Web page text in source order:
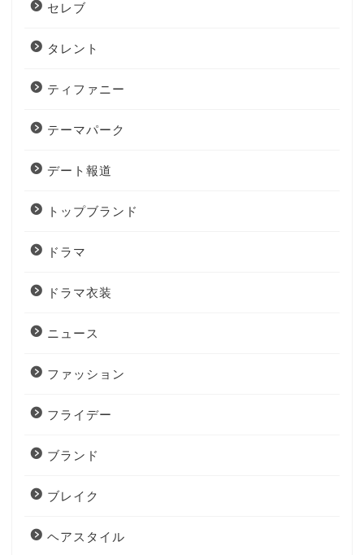
セレブ
タレント
ティファニー
テーマパーク
デート報道
トップブランド
ドラマ
ドラマ衣装
ニュース
ファッション
フライデー
ブランド
ブレイク
ヘアスタイル